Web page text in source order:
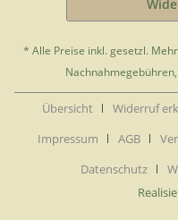
* Alle Preise inkl. gesetzl.
Übersicht Widerruf
Impressum
AGB
Datenschutz